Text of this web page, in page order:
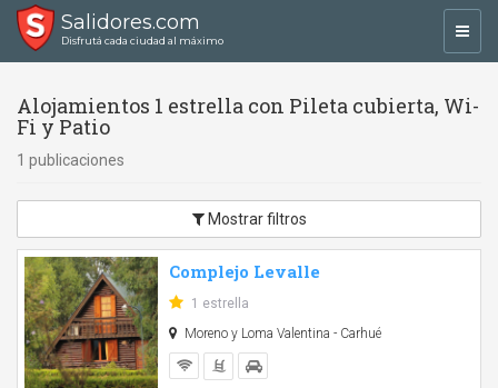
Salidores.com
Disfrutá cada ciudad al máximo
Alojamientos 1 estrella con Pileta cubierta, Wi-
Fi y Patio
1 publicaciones
Mostrar filtros
Complejo Levalle
1 estrella
Moreno y Loma Valentina - Carhué